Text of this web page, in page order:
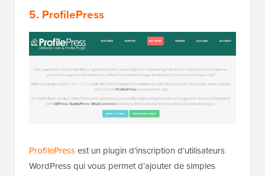
5. ProfilePress
ProfilePressest un plugin d’inscription d’utilisateurs
WordPress qui vous permet d’ajouter de simples